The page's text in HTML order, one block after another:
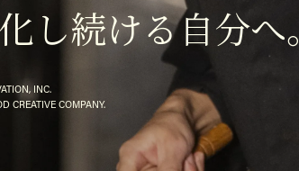
し続ける自分へ。
INC.
CREATIVE COMPANY.